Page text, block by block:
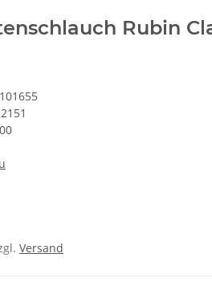
Rubin
101655
Versand